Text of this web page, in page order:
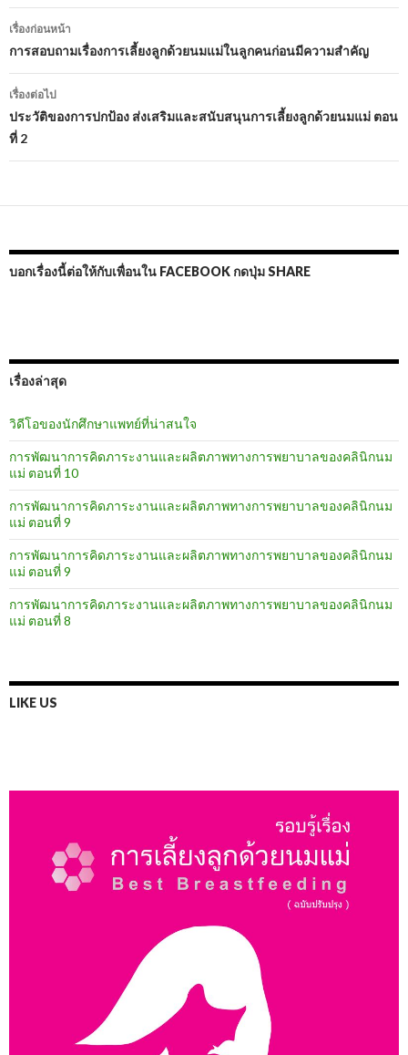
เมนู
นำทาง
เรื่อง
เรื่องก่อนหน้า
การสอบถามเรื่องการเลี้ยงลูกด้วยนมแม่ในลูกคนก่อนมีความสำคัญ
เรื่องต่อไป
ประวัติของการปกป้อง ส่งเสริมและสนับสนุนการเลี้ยงลูกด้วยนมแม่ ตอน
ที่ 2
บอกเรื่องนี้ต่อให้กับเพื่อนใน FACEBOOK กดปุ่ม SHARE
เรื่องล่าสุด
วิดีโอของนักศึกษาแพทย์ที่น่าสนใจ
การพัฒนาการคิดภาระงานและผลิตภาพทางการพยาบาลของคลินิกนม
แม่ ตอนที่ 10
การพัฒนาการคิดภาระงานและผลิตภาพทางการพยาบาลของคลินิกนม
แม่ ตอนที่ 9
การพัฒนาการคิดภาระงานและผลิตภาพทางการพยาบาลของคลินิกนม
แม่ ตอนที่ 9
การพัฒนาการคิดภาระงานและผลิตภาพทางการพยาบาลของคลินิกนม
แม่ ตอนที่ 8
LIKE US